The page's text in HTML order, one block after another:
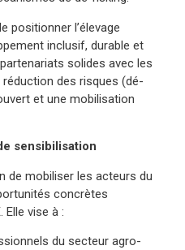
positionner l’élevage
inclusif, durable et
solides avec les
des risques (dé-
et une mobilisation
sensibilisation
de mobiliser les acteurs du
concrètes
vise à :
du secteur agro-